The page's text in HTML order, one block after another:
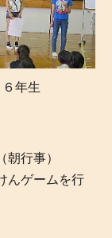
６年生
行事）
んゲームを行